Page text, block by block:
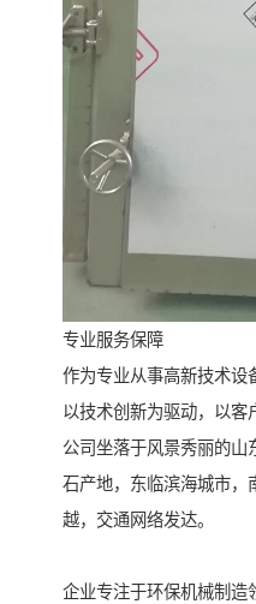
专业服务保障
作为专业从事高新技术设
以技术创新为驱动，以客
公司坐落于风景秀丽的山
石产地，东临滨海城市，
越，交通网络发达。
企业专注于环保机械制造